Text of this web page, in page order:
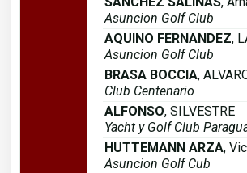
Asuncion Golf Club
AQUINO FERNANDEZ,
Asuncion Golf Club
BRASA BOCCIA,
Club Centenario
ALFONSO, SILVESTRE
Yacht y Golf Club
HUTTEMANN ARZA,
Asuncion Golf Cub